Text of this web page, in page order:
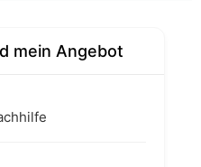
mein Angebot